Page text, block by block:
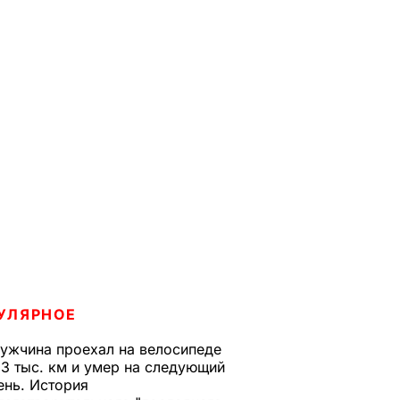
проехал на велосипеде
тыс. км и умер на следующий
История